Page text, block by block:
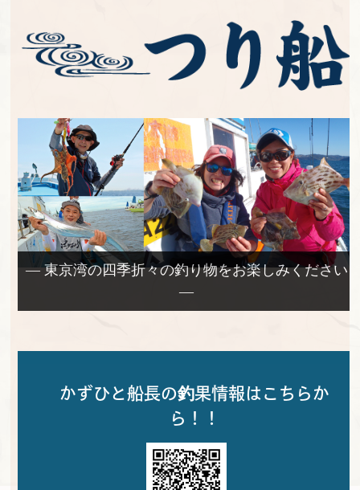
— 東京湾の四季折々の釣り物をお楽しみください
—
かずひと船長の釣果情報はこちらか
ら！！